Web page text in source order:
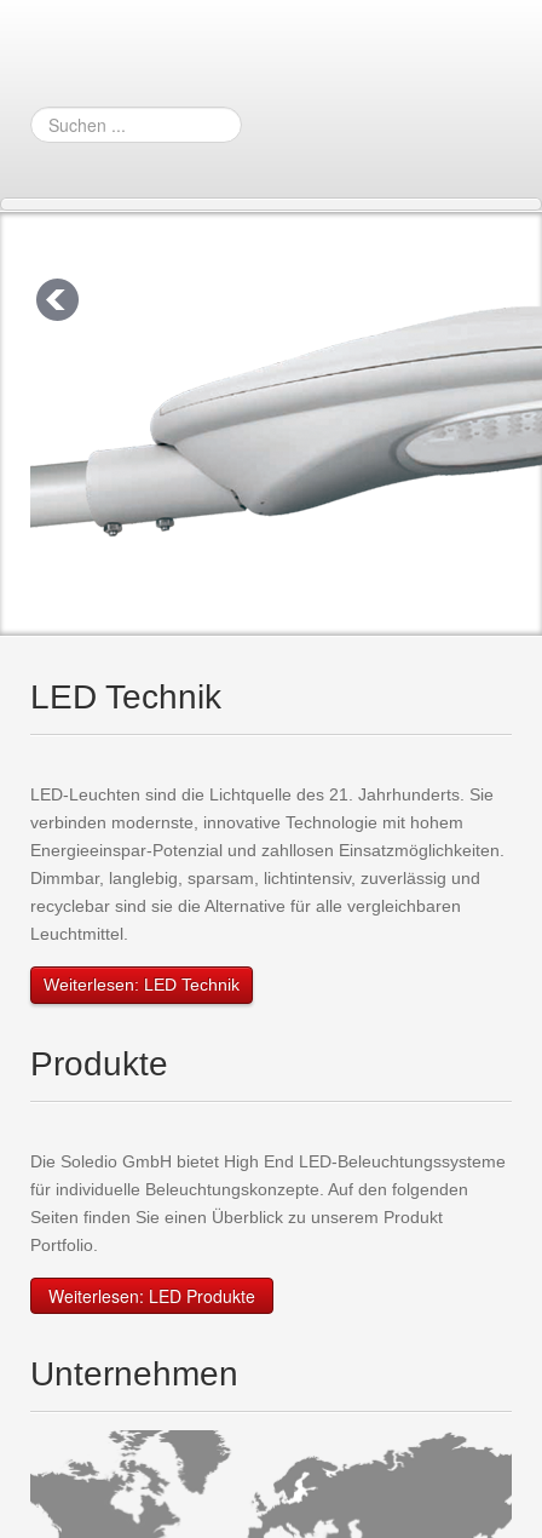
Suchen
...
LED Technik
LED-Leuchten sind die Lichtquelle des 21. Jahrhunderts. Sie
verbinden modernste, innovative Technologie mit hohem
Energieeinspar-Potenzial und zahllosen Einsatzmöglichkeiten.
Dimmbar, langlebig, sparsam, lichtintensiv, zuverlässig und
recyclebar sind sie die Alternative für alle vergleichbaren
Leuchtmittel.
Weiterlesen: LED Technik
Produkte
Die Soledio GmbH bietet High End LED-Beleuchtungssysteme
für individuelle Beleuchtungskonzepte. Auf den folgenden
Seiten finden Sie einen Überblick zu unserem Produkt
Portfolio.
Weiterlesen: LED Produkte
Unternehmen